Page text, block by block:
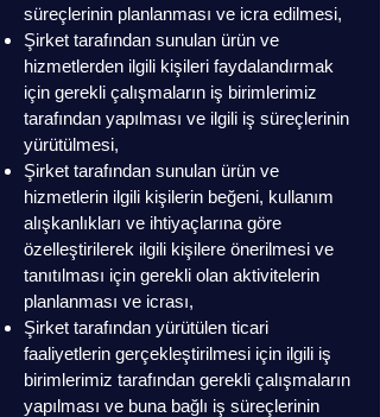
süreçlerinin planlanması ve icra edilmesi,
Şirket tarafından sunulan ürün ve
hizmetlerden ilgili kişileri faydalandırmak
için gerekli çalışmaların iş birimlerimiz
tarafından yapılması ve ilgili iş süreçlerinin
yürütülmesi,
Şirket tarafından sunulan ürün ve
hizmetlerin ilgili kişilerin beğeni, kullanım
alışkanlıkları ve ihtiyaçlarına göre
özelleştirilerek ilgili kişilere önerilmesi ve
tanıtılması için gerekli olan aktivitelerin
planlanması ve icrası,
Şirket tarafından yürütülen ticari
faaliyetlerin gerçekleştirilmesi için ilgili iş
birimlerimiz tarafından gerekli çalışmaların
yapılması ve buna bağlı iş süreçlerinin